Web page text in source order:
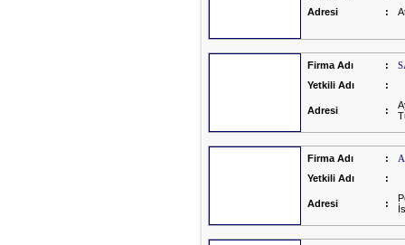
Adresi
:
Firma Adı :
Yetkili Adı
:
Adresi :
Firma Adı :
Yetkili Adı
:
Adresi :